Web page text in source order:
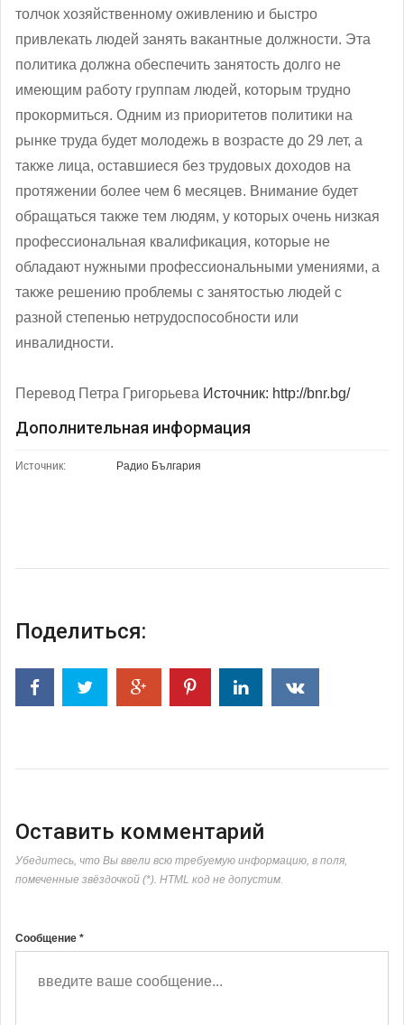
толчок хозяйственному оживлению и быстро
привлекать людей занять вакантные должности. Эта
политика должна обеспечить занятость долго не
имеющим работу группам людей, которым трудно
прокормиться. Одним из приоритетов политики на
рынке труда будет молодежь в возрасте до 29 лет, а
также лица, оставшиеся без трудовых доходов на
протяжении более чем 6 месяцев. Внимание будет
обращаться также тем людям, у которых очень низкая
профессиональная квалификация, которые не
обладают нужными профессиональными умениями, а
также решению проблемы с занятостью людей с
разной степенью нетрудоспособности или
инвалидности.
Перевод Петра Григорьева Источник: http://bnr.bg/
Дополнительная информация
Источник: Радио България
Поделиться:
Оставить комментарий
Убедитесь, что Вы ввели всю требуемую информацию, в поля,
помеченные звёздочкой (*). HTML код не допустим.
Сообщение *